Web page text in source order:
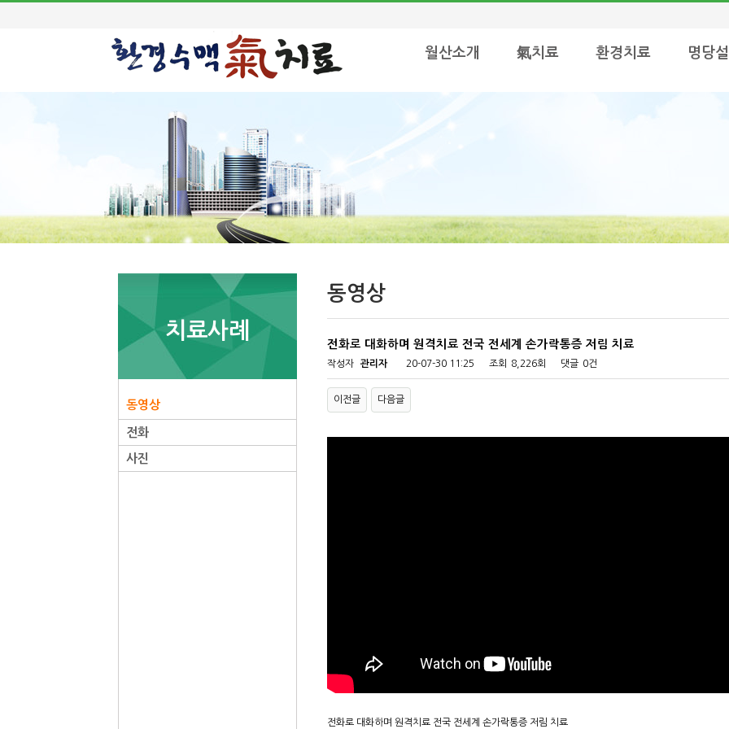
월산소개 氣치료 환경치료 명당
치료사례
동영상
전화
사진
동영상
전화로 대화하며 원격치료 전국 전세계 손가락통증 저림 치료
작성자 관리자 20-07-30 11:25 조회 8,226회 댓글 0건
이전글 다음글
전화로 대화하며 원격치료 전국 전세계 손가락통증 저림 치료